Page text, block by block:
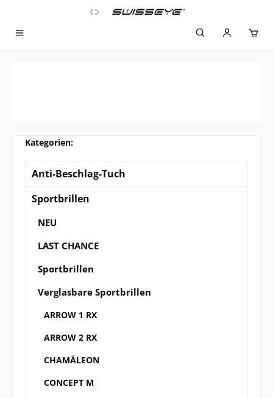
Zum Hauptinhalt springen
Anti-Beschlag-Tuch
Sportbrillen
NEU
LAST CHANCE
Sportbrillen
Verglasbare Sportbrillen
ARROW 1 RX
ARROW 2 RX
CHAMÄLEON
CONCEPT M